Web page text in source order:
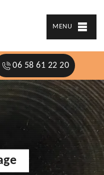
MENU
06 58 61 22 20